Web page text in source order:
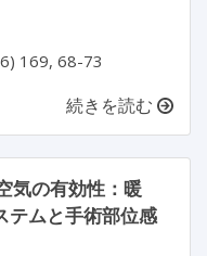
169, 68-73
続きを読む
気の有効性：暖
テムと手術部位感